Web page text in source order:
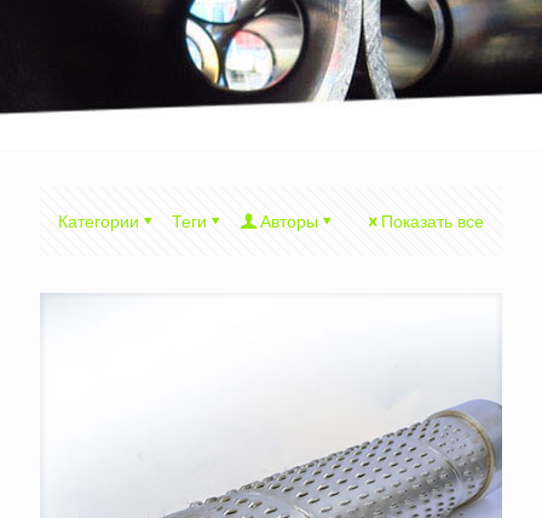
Категории Теги Авторы Показать все